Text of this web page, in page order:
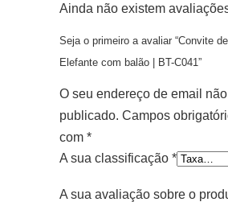
Ainda não existem
Seja o primeiro a avaliar “Convite
Elefante com balão | BT-C041”
O seu endereço de email
publicado. Campos
com *
A sua classificação *
A sua avaliação sobre o